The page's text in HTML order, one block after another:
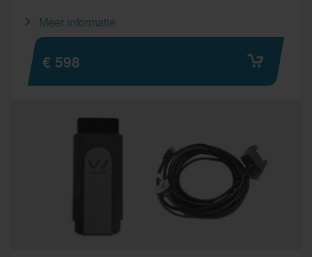
Meer informatie
€ 598